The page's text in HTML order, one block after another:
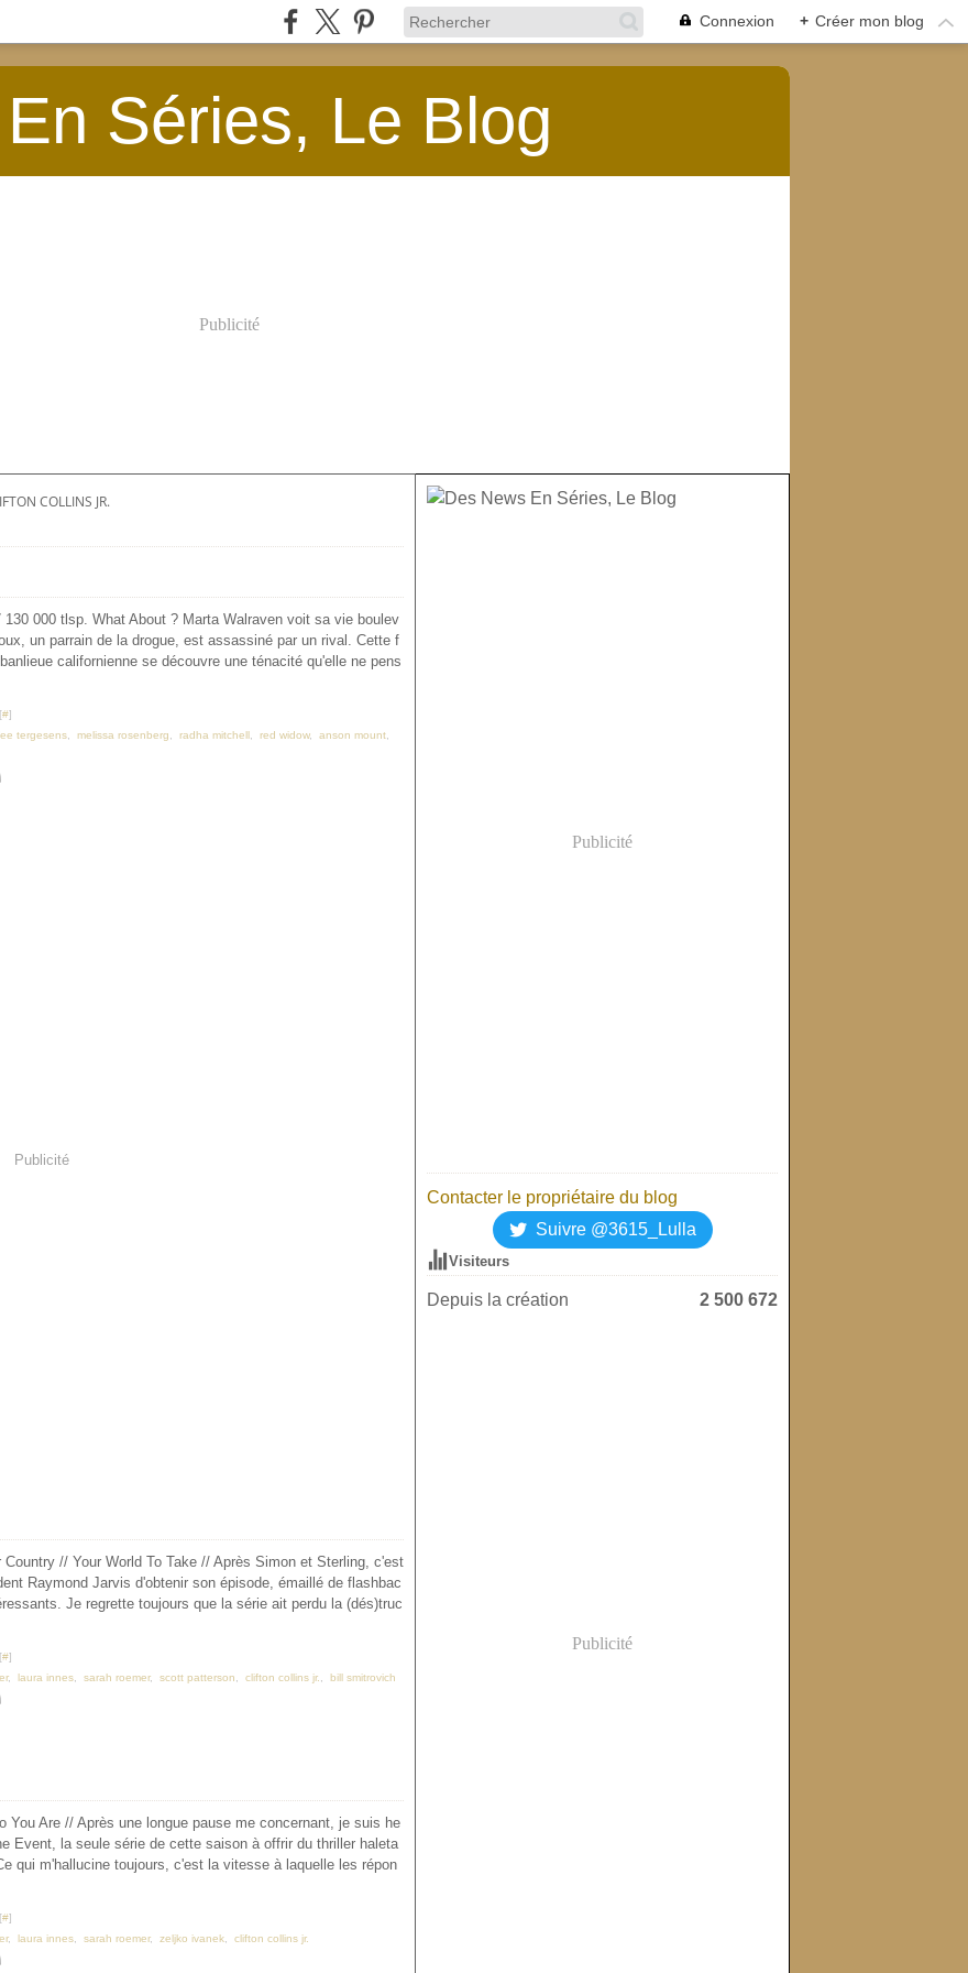
Connexion + Créer mon blog
Séries, Le Blog
Publicité
COLLINS JR.
000 tlsp. What About ? Marta Walraven voit sa vie boulev
un parrain de la drogue, est assassiné par un rival. Cette f
californienne se découvre une ténacité qu'elle ne pens
#]
tergesens melissa rosenberg radha mitchell red widow, anson mount
Publicité
Country // Your World To Take // Après Simon et Sterling, c'est
Raymond Jarvis d'obtenir son épisode, émaillé de flashbac
Je regrette toujours que la série ait perdu la (dés)truc
#]
, laura innes sarah roemer, scott patterson clifton collins jr. bill smitrovich
You Are // Après une longue pause me concernant, je suis he
Event, la seule série de cette saison à offrir du thriller haleta
qui m'hallucine toujours, c'est la vitesse à laquelle les répon
#]
, laura innes sarah roemer, zeljko ivanek clifton collins jr.
Publicité
Contacter le propriétaire du blog
Suivre @3615_Lulla
Visiteurs
Depuis la création 2 500 672
Publicité